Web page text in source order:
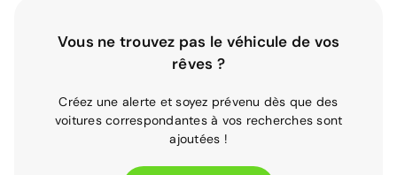
Vous ne trouvez pas le véhicule de vos
rêves ?
Créez une alerte et soyez prévenu dès que des
voitures correspondantes à vos recherches sont
ajoutées !